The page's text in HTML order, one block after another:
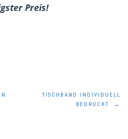
Preis!
TISCHBAND INDIVIDUELL
BEDRUCKT
→